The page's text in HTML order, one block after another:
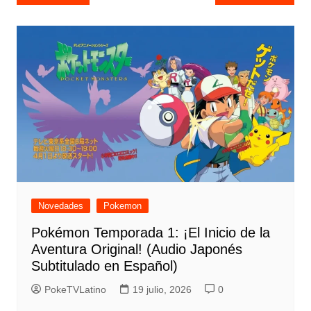
de
entradas
Novedades Pokemon
Pokémon Temporada 1: ¡El Inicio de la
Aventura Original! (Audio Japonés
Subtitulado en Español)
PokeTVLatino 19 julio, 2026 0